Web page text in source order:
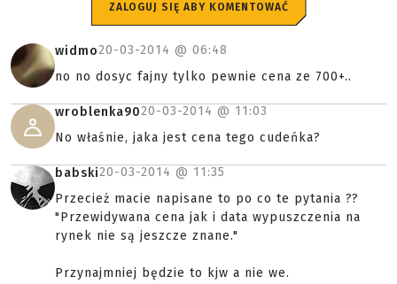
ZALOGUJ SIĘ ABY KOMENTOWAĆ
widmo20-03-2014 @ 06:48
no no dosyc fajny tylko pewnie cena ze 700+..
wroblenka9020-03-2014 @ 11:03
No właśnie, jaka jest cena tego cudeńka?
babski20-03-2014 @ 11:35
Przecież macie napisane to po co te pytania ??
"Przewidywana cena jak i data wypuszczenia na
rynek nie są jeszcze znane."
Przynajmniej będzie to kjw a nie we.